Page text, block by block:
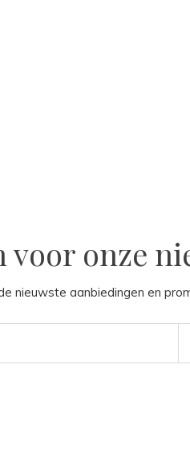
voor onze
nieuwste aanbiedingen en